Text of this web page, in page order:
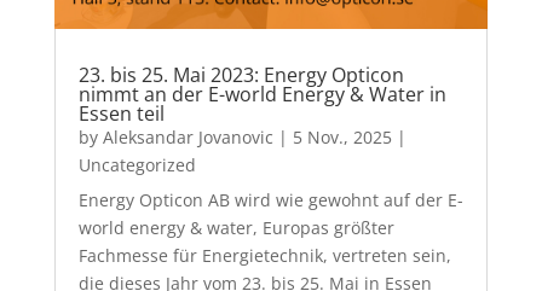
23. bis 25. Mai 2023: Energy Opticon
nimmt an der E-world Energy & Water in
Essen teil
by Aleksandar Jovanovic | 5 Nov., 2025|
Uncategorized
Energy Opticon AB wird wie gewohnt auf der E-
world energy & water, Europas größter
Fachmesse für Energietechnik, vertreten sein,
die dieses Jahr vom 23. bis 25. Mai in Essen